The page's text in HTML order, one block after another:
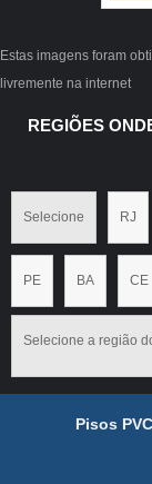
Estas imagens foram
livremente na internet
REGIÕES
Selecione RJ
PE BA CE
Selecione a região
Pisos